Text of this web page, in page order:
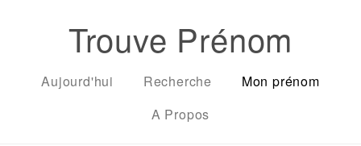
Trouve Prénom
Aujourd'hui Recherche
Mon prénom
A Propos